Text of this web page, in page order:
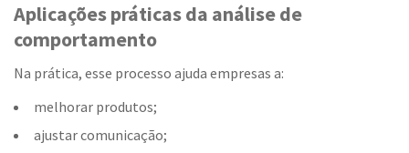
Aplicações práticas da análise de
comportamento
Na prática, esse processo ajuda empresas a:
melhorar produtos;
ajustar comunicação;